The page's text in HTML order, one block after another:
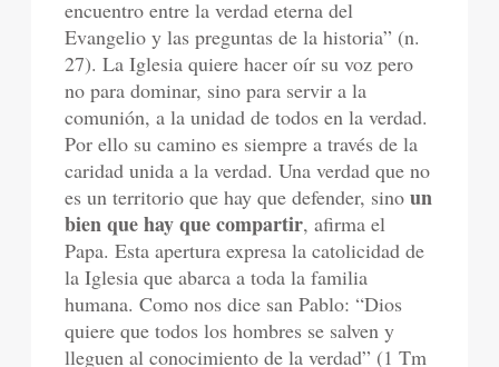
encuentro entre la verdad eterna del
Evangelio y las preguntas de la historia” (n.
27). La Iglesia quiere hacer oír su voz pero
no para dominar, sino para servir a la
comunión, a la unidad de todos en la verdad.
Por ello su camino es siempre a través de la
caridad unida a la verdad. Una verdad que no
es un territorio que hay que defender, sinoun
bien que hay que compartir, afirma el
Papa. Esta apertura expresa la catolicidad de
la Iglesia que abarca a toda la familia
humana. Como nos dice san Pablo: “Dios
quiere que todos los hombres se salven y
lleguen al conocimiento de la verdad” (1 Tm